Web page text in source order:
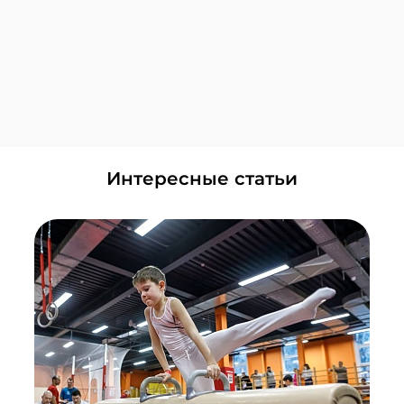
ЗИЛ
Красногорск
+7 (495) 648-60-08
Написать в ВКонтакте
Лужники
+7 (495) 648-60-08
Написать в ВКонтакте
Мнёвники
Интересные статьи